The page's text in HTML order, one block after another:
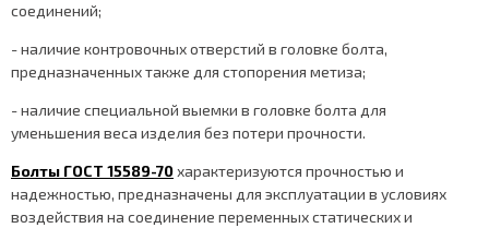
соединений;
- наличие контровочных отверстий в головке болта,
предназначенных также для стопорения метиза;
- наличие специальной выемки в головке болта для
уменьшения веса изделия без потери прочности.
Болты ГОСТ 15589-70характеризуются прочностью и
надежностью, предназначены для эксплуатации в условиях
воздействия на соединение переменных статических и